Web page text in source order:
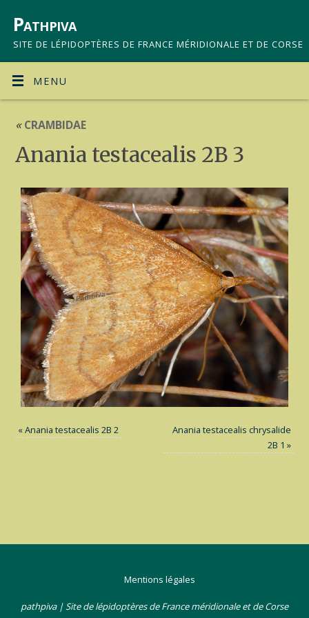
Pathpiva
SITE DE LÉPIDOPTÈRES DE FRANCE MÉRIDIONALE ET DE CORSE
MENU
«CRAMBIDAE
Anania testacealis 2B 3
«Anania testacealis 2B 2
Anania testacealis chrysalide
2B 1 »
Mentions légales
pathpiva | Site de lépidoptères de France méridionale et de Corse